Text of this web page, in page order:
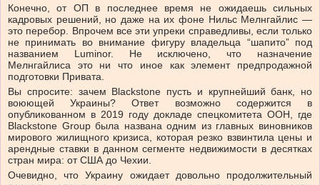
Конечно, от ОП в последнее время не ожидаешь сильных
кадровых решений, но даже на их фоне Нильс Мелнгайлис —
это перебор. Впрочем все эти упреки справедливы, если только
не принимать во внимание фигуру владельца “шапито” под
названием Luminor. Не исключено, что назначение
Мелнгайлиса это ни что иное как элемент предпродажной
подготовки Привата.
Вы спросите: зачем Blackstone пусть и крупнейший банк, но
воюющей Украины? Ответ возможно содержится в
опубликованном в 2019 году докладе спецкомитета ООН, где
Blackstone Group была названа одним из главных виновников
мирового жилищного кризиса, которая резко взвинтила цены и
арендные ставки в данном сегменте недвижимости в десятках
стран мира: от США до Чехии.
Очевидно, что Украину ожидает довольно продолжительный